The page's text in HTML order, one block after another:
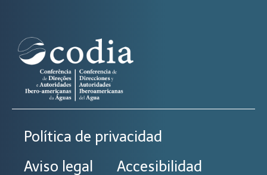
Política de privacidad
Aviso legal
Accesibilidad